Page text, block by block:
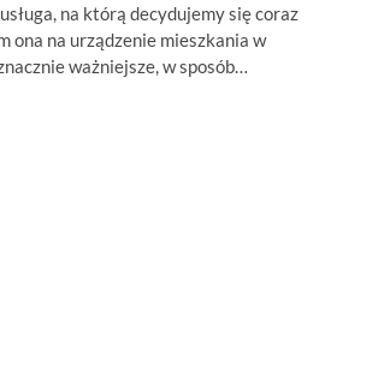
na którą decydujemy się coraz
ona na urządzenie mieszkania w
ważniejsze, w sposób…